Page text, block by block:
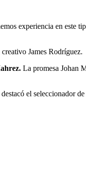
experiencia en este
James Rodríguez.
La promesa Johan
el seleccionador